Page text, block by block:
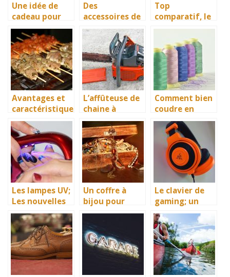
Une idée de
cadeau pour
enfant : Le
quad
électrique
Des
accessoires de
qualité, les
poêles à
inductions
Top
comparatif, le
site de
produits et
accessoires
pour vos
enfants
Avantages et
caractéristique
s du chariot
plancha
L’affûteuse de
chaine à
tronçonneuse,
un équipement
idéal pour
affûter au
mieux votre
chaine à
tronçonneuse
Comment bien
coudre en
gagnant du
temps ? La
machine à
broder bien sûr
Les lampes UV;
Les nouvelles
stars de la
cosmétique
Un coffre à
bijou pour
empêcher la
dégradation de
vos bijoux de
valeur
Le clavier de
gaming; un
essentiel à ne
pas négliger